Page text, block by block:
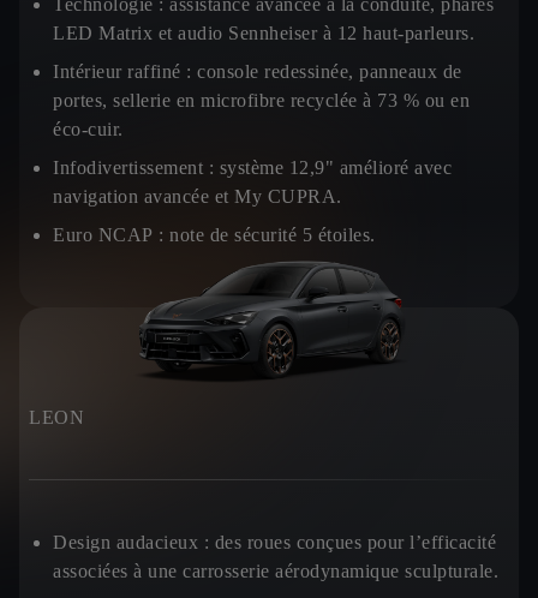
Technologie : assistance avancée à la conduite, phares
LED Matrix et audio Sennheiser à 12 haut-parleurs.
Intérieur raffiné : console redessinée, panneaux de
portes, sellerie en microfibre recyclée à 73 % ou en
éco-cuir.
Infodivertissement : système 12,9" amélioré avec
navigation avancée et My CUPRA.
Euro NCAP : note de sécurité 5 étoiles.
LEON
Design audacieux : des roues conçues pour l’efficacité
associées à une carrosserie aérodynamique sculpturale.